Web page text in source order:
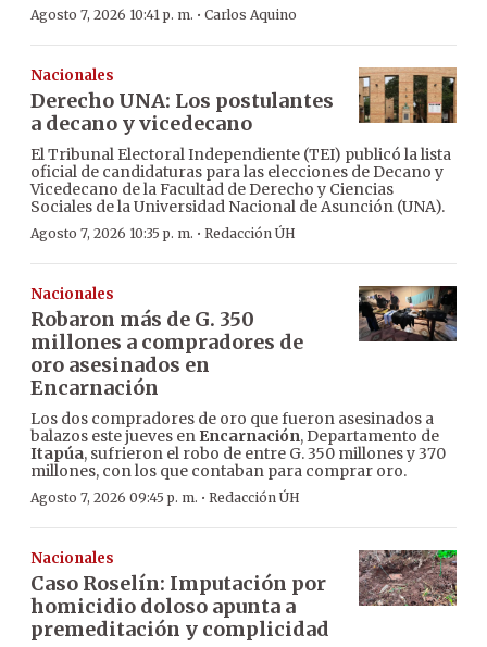
Agosto 7, 2026 10:41 p. m. · Carlos Aquino
Nacionales
Derecho UNA: Los postulantes
a decano y vicedecano
El Tribunal Electoral Independiente (TEI) publicó la lista
oficial de candidaturas para las elecciones de Decano y
Vicedecano de la Facultad de Derecho y Ciencias
Sociales de la Universidad Nacional de Asunción (UNA).
Agosto 7, 2026 10:35 p. m. · Redacción ÚH
Nacionales
Robaron más de G. 350
millones a compradores de
oro asesinados en
Encarnación
Los dos compradores de oro que fueron asesinados a
balazos este jueves en Encarnación, Departamento de
Itapúa, sufrieron el robo de entre G. 350 millones y 370
millones, con los que contaban para comprar oro.
Agosto 7, 2026 09:45 p. m. · Redacción ÚH
Nacionales
Caso Roselín: Imputación por
homicidio doloso apunta a
premeditación y complicidad